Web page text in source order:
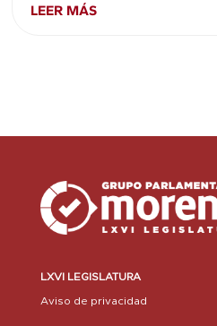
LEER MÁS
LXVI LEGISLATURA
Aviso de privacidad